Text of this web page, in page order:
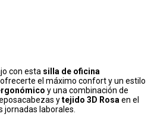
con esta silla de oficina
el máximo confort y un estilo
y una combinación de
ytejido 3D Rosa en el
laborales.